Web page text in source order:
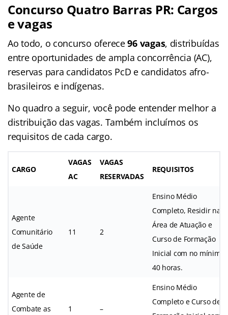
Concurso Quatro Barras PR: Cargos
e vagas
Ao todo, o concurso oferece96 vagas, distribuídas
entre oportunidades de ampla concorrência (AC),
reservas para candidatos PcD e candidatos afro-
brasileiros e indígenas.
No quadro a seguir, você pode entender melhor a
distribuição das vagas. Também incluímos os
requisitos de cada cargo.
CARGO
VAGAS
AC
VAGAS
RESERVADAS
REQUISITOS
Agente
Comunitário
de Saúde
11 2
Ensino Médio
Completo, Residir na
Área de Atuação e
Curso de Formação
Inicial com no mínimo
40 horas.
Agente de
Combate as
1 –
Ensino Médio
Completo e Curso de